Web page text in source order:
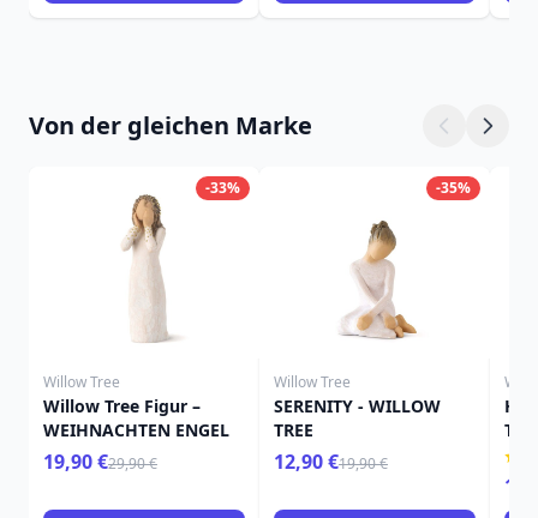
Von der gleichen Marke
-33%
Willow Tree
Willow Tree Figur –
WEIHNACHTEN ENGEL
19,90 €29,90 €
-35%
Willow Tree
SERENITY - WILLOW
TREE
12,90 €19,90 €